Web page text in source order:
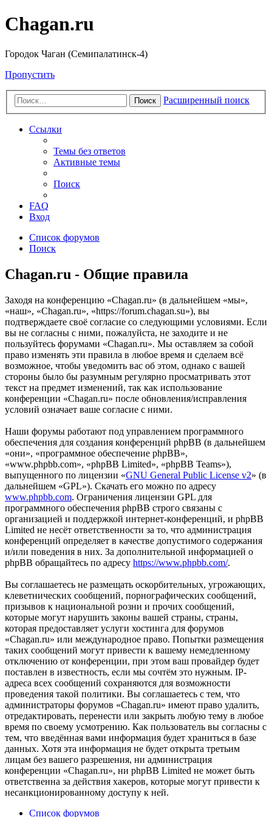
Chagan.ru
Городок Чаган (Семипалатинск-4)
Пропустить
Поиск Расширенный поиск
Ссылки
Темы без ответов
Активные темы
Поиск
FAQ
Вход
Список форумов
Поиск
Chagan.ru - Общие правила
Заходя на конференцию «Chagan.ru» (в дальнейшем «мы»,
«наш», «Chagan.ru», «https://forum.chagan.su»), вы
подтверждаете своё согласие со следующими условиями. Если
вы не согласны с ними, пожалуйста, не заходите и не
пользуйтесь форумами «Chagan.ru». Мы оставляем за собой
право изменять эти правила в любое время и сделаем всё
возможное, чтобы уведомить вас об этом, однако с вашей
стороны было бы разумным регулярно просматривать этот
текст на предмет изменений, так как использование
конференции «Chagan.ru» после обновления/исправления
условий означает ваше согласие с ними.
Наши форумы работают под управлением программного
обеспечения для создания конференций phpBB (в дальнейшем
«они», «программное обеспечение phpBB»,
«www.phpbb.com», «phpBB Limited», «phpBB Teams»),
выпущенного по лицензии «GNU General Public License v2» (в
дальнейшем «GPL»). Скачать его можно по адресу
www.phpbb.com. Ограничения лицензии GPL для
программного обеспечения phpBB строго связаны с
организацией и поддержкой интернет-конференций, и phpBB
Limited не несёт ответственности за то, что администрация
конференций определяет в качестве допустимого содержания
и/или поведения в них. За дополнительной информацией о
phpBB обращайтесь по адресу https://www.phpbb.com/.
Вы соглашаетесь не размещать оскорбительных, угрожающих,
клеветнических сообщений, порнографических сообщений,
призывов к национальной розни и прочих сообщений,
которые могут нарушить законы вашей страны, страны,
которая предоставляет услуги хостинга для форумов
«Chagan.ru» или международное право. Попытки размещения
таких сообщений могут привести к вашему немедленному
отключению от конференции, при этом ваш провайдер будет
поставлен в известность, если мы сочтём это нужным. IP-
адреса всех сообщений сохраняются для возможности
проведения такой политики. Вы соглашаетесь с тем, что
администраторы форумов «Chagan.ru» имеют право удалить,
отредактировать, перенести или закрыть любую тему в любое
время по своему усмотрению. Как пользователь вы согласны с
тем, что введённая вами информация будет храниться в базе
данных. Хотя эта информация не будет открыта третьим
лицам без вашего разрешения, ни администрация
конференции «Chagan.ru», ни phpBB Limited не может быть
ответственна за действия хакеров, которые могут привести к
несанкционированному доступу к ней.
Список форумов